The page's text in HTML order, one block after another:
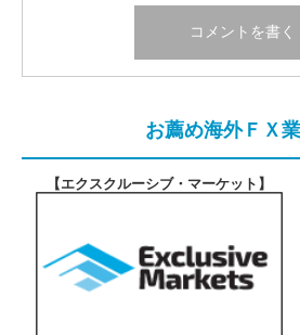
お薦め海外ＦＸ
【エクスクルーシブ・マーケット 】